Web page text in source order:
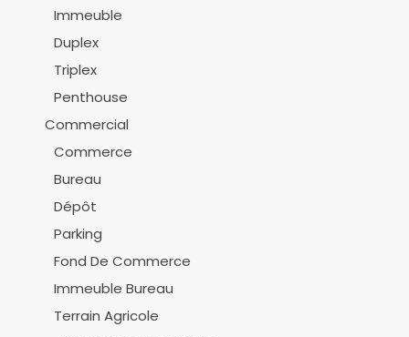
Immeuble
Duplex
Triplex
Penthouse
Commercial
Commerce
Bureau
Dépôt
Parking
Fond De Commerce
Immeuble Bureau
Terrain Agricole